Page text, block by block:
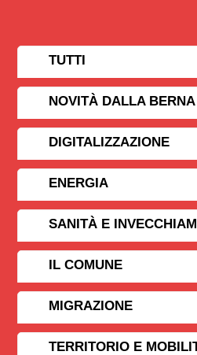
TUTTI
NOVITÀ DALLA
DIGITALIZZAZIONE
ENERGIA
SANITÀ E
IL COMUNE
MIGRAZIONE
TERRITORIO E